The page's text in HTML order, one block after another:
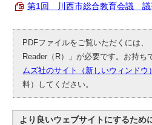
第1回 川西市総合教育会議 議
PDFファイルをご覧いただくには、
Reader（R）」が必要です。お持ち
ムズ社のサイト（新しいウィンドウ
料）してください。
より良いウェブサイトにするため